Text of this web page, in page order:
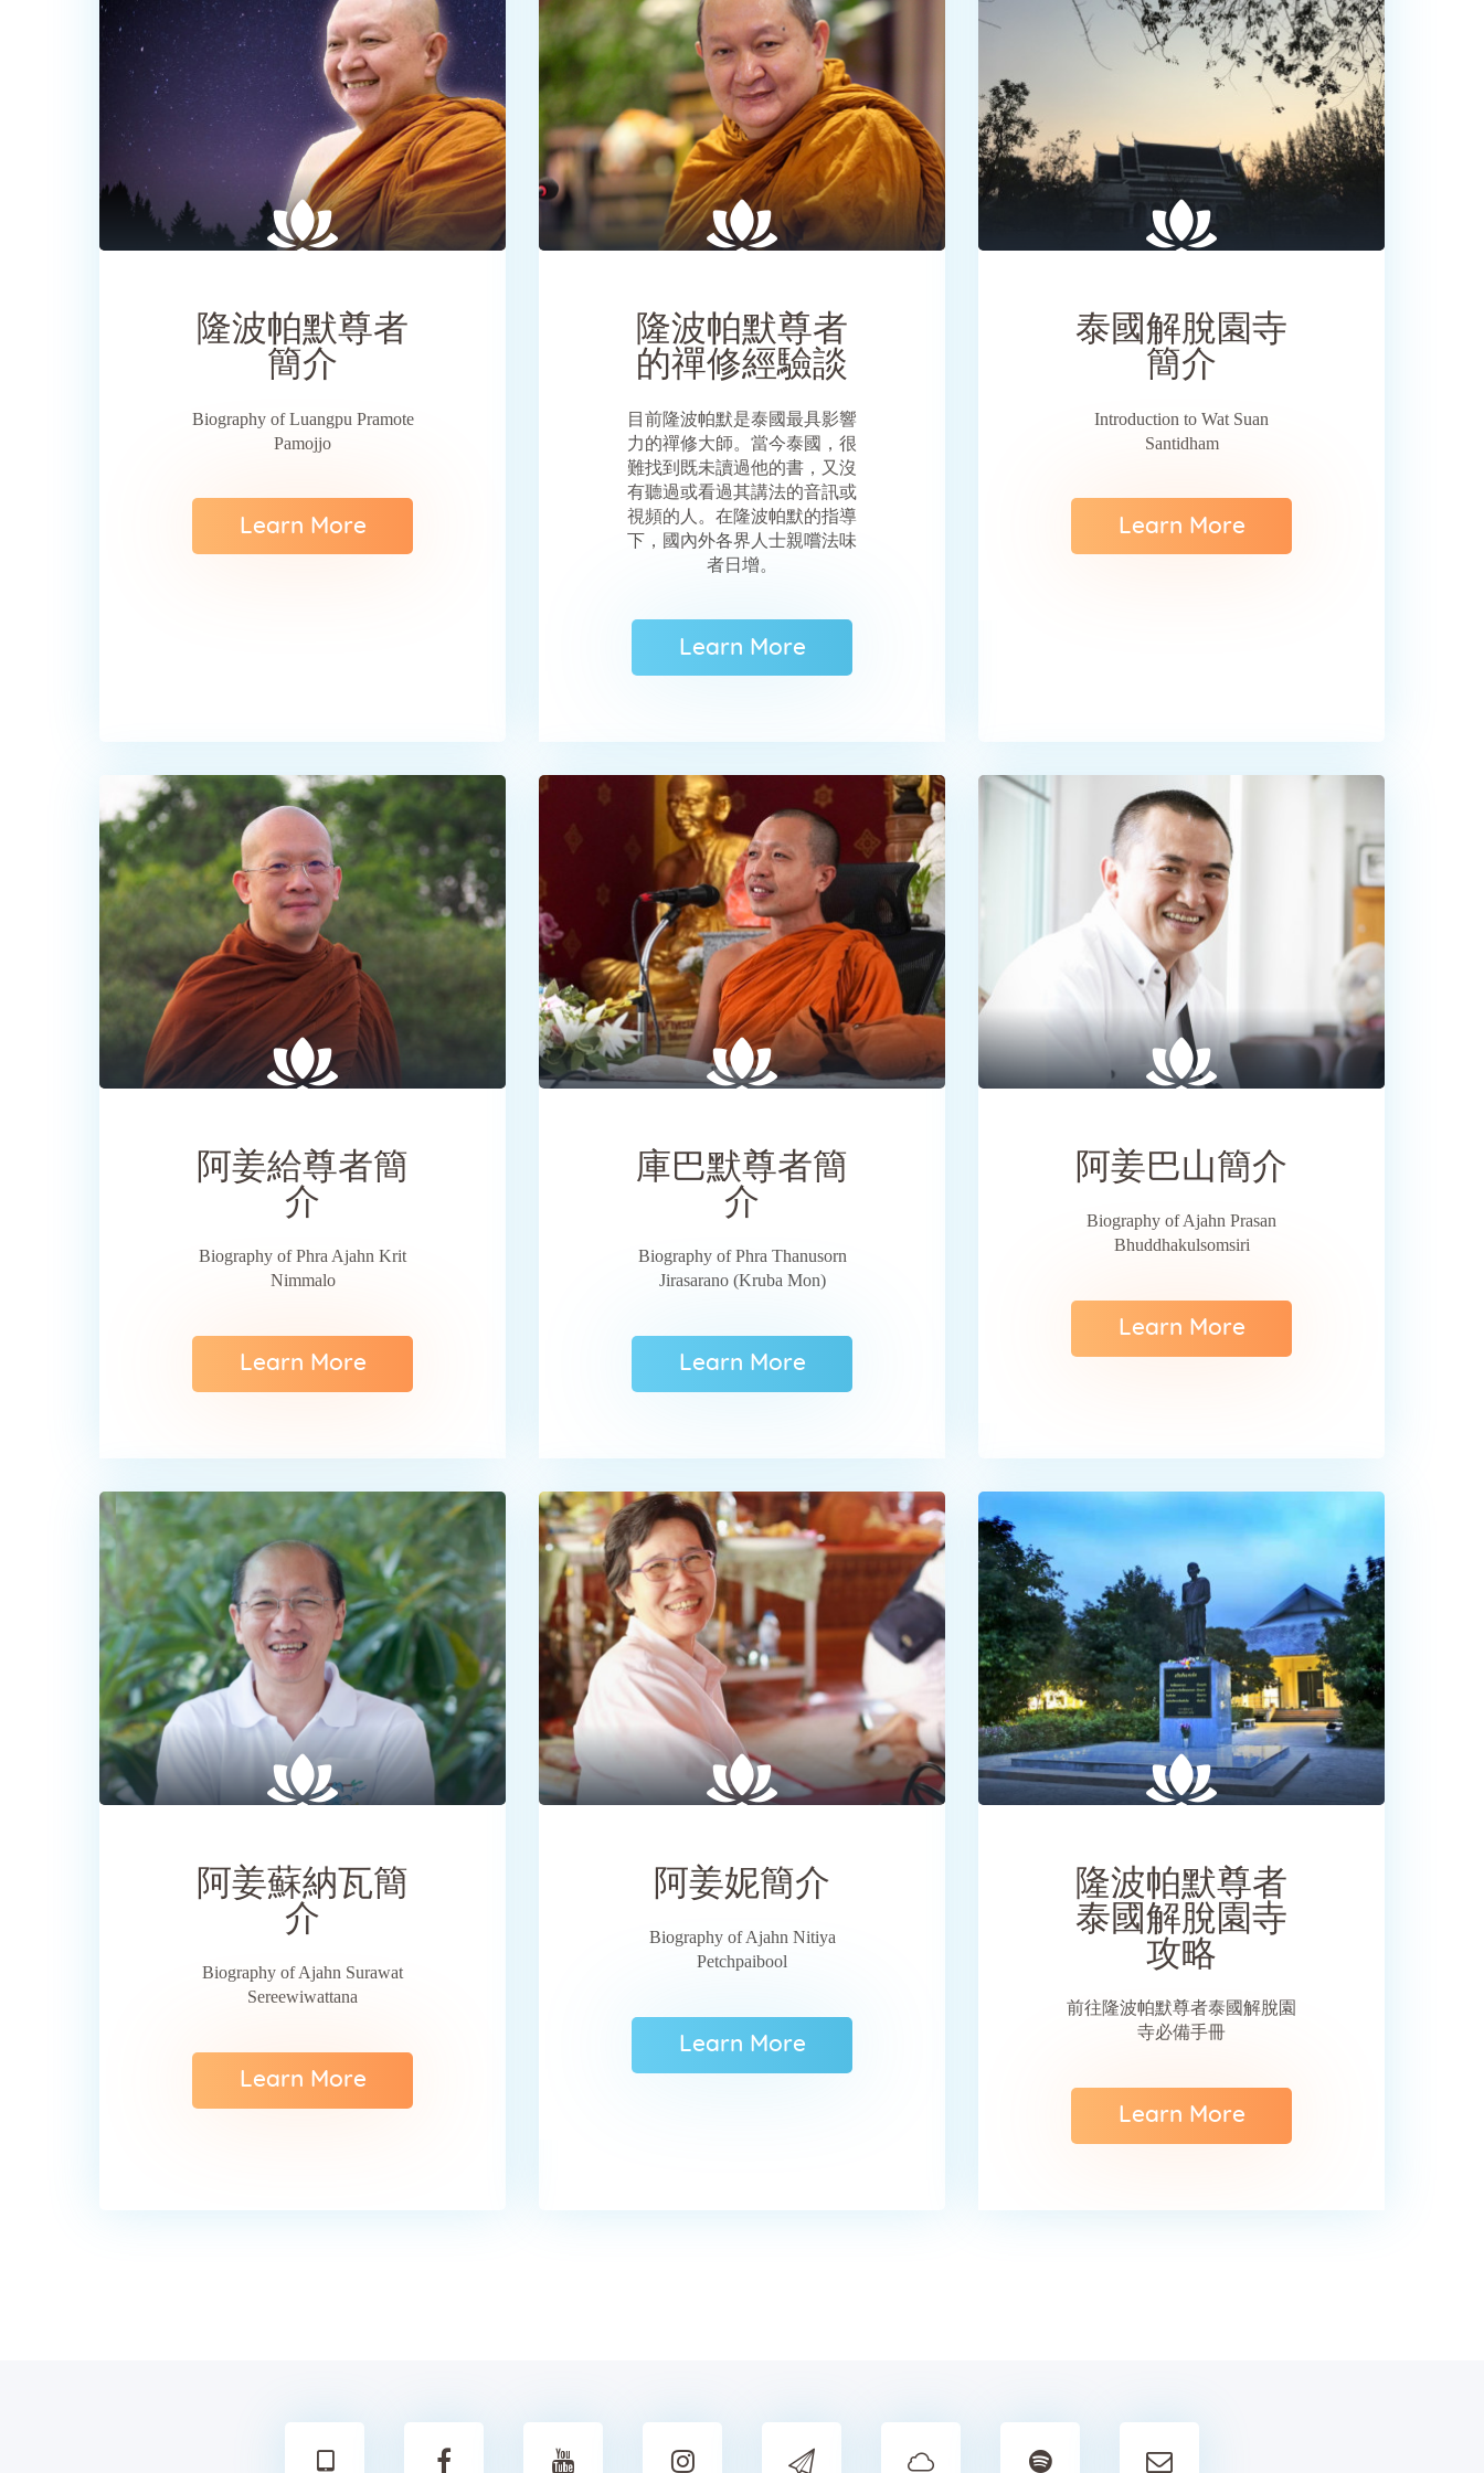
SHARE
隆波帕默尊者
簡介
Biography of Luangpu Pramote
Pamojjo
Learn More
SHARE
隆波帕默尊者
的禪修經驗談
目前隆波帕默是泰國最具影響
力的禪修大師。當今泰國，很
難找到既未讀過他的書，又沒
有聽過或看過其講法的音訊或
視頻的人。在隆波帕默的指導
下，國內外各界人士親嚐法味
者日增。
Learn More
SHARE
泰國解脫園寺
簡介
Introduction to Wat Suan
Santidham
Learn More
SHARE
阿姜給尊者簡
介
Biography of Phra Ajahn Krit
Nimmalo
Learn More
SHARE
庫巴默尊者簡
介
Biography of Phra Thanusorn
Jirasarano (Kruba Mon)
Learn More
SHARE
阿姜巴山簡介
Biography of Ajahn Prasan
Bhuddhakulsomsiri
Learn More
SHARE
阿姜蘇納瓦簡
介
Biography of Ajahn Surawat
Sereewiwattana
Learn More
SHARE
阿姜妮簡介
Biography of Ajahn Nitiya
Petchpaibool
Learn More
SHARE
隆波帕默尊者
泰國解脫園寺
攻略
前往隆波帕默尊者泰國解脫園
寺必備手冊
Learn More